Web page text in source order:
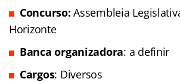
Concurso: Assembleia
Horizonte
Banca organizadora: a definir
Cargos: Diversos